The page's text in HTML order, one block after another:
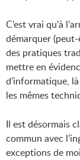
C’est vrai qu’à
démarquer
des pratiques
mettre en
d’informatique,
les mêmes
Il est désormais
commun avec
exceptions de